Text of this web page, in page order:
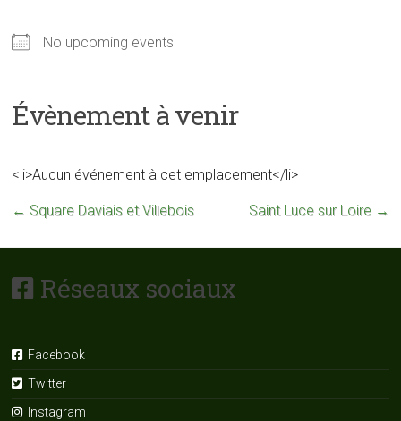
No upcoming events
Évènement à venir
<li>Aucun événement à cet emplacement</li>
← Square Daviais et Villebois Saint Luce sur Loire →
Réseaux sociaux
Facebook
Twitter
Instagram